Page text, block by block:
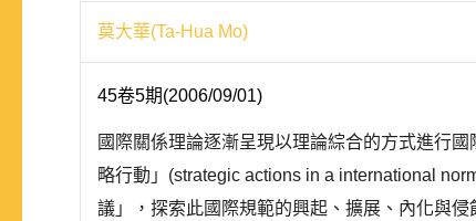
莫大華(Ta-Hua Mo)
45卷5期(2006/09/01)
國際關係理論逐漸呈現以理論綜合的方式進行
略行動」(strategic actions in a international
議」，探索此國際規範的興起、擴展、內化與